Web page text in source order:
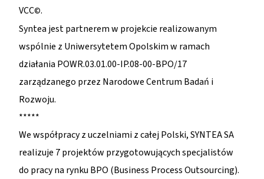
VCC©.
Syntea jest partnerem w projekcie realizowanym
wspólnie z Uniwersytetem Opolskim w ramach
działania POWR.03.01.00-IP.08-00-BPO/17
zarządzanego przez Narodowe Centrum Badań i
Rozwoju.
*****
We współpracy z uczelniami z całej Polski, SYNTEA SA
realizuje 7 projektów przygotowujących specjalistów
do pracy na rynku BPO (Business Process Outsourcing).